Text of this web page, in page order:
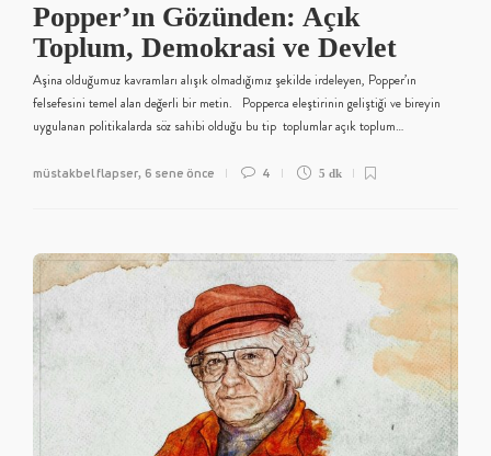
Popper’ın Gözünden: Açık
Toplum, Demokrasi ve Devlet
Aşina olduğumuz kavramları alışık olmadığımız şekilde irdeleyen, Popper’ın
felsefesini temel alan değerli bir metin. Popperca eleştirinin geliştiği ve bireyin
uygulanan politikalarda söz sahibi olduğu bu tip toplumlar açık toplum…
müstakbel flapser, 6 sene önce 4 5 dk